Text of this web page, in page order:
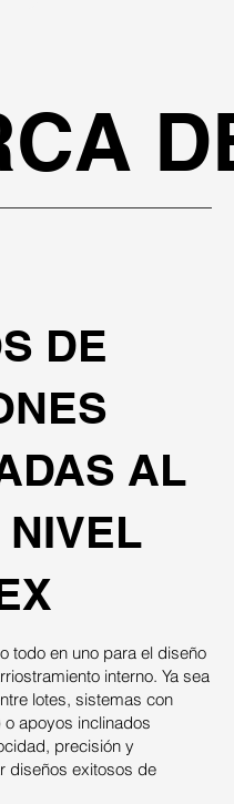
DE
AL
NIVEL
todo en uno para el diseño
interno. Ya sea
lotes, sistemas con
apoyos inclinados
precisión y
diseños exitosos de